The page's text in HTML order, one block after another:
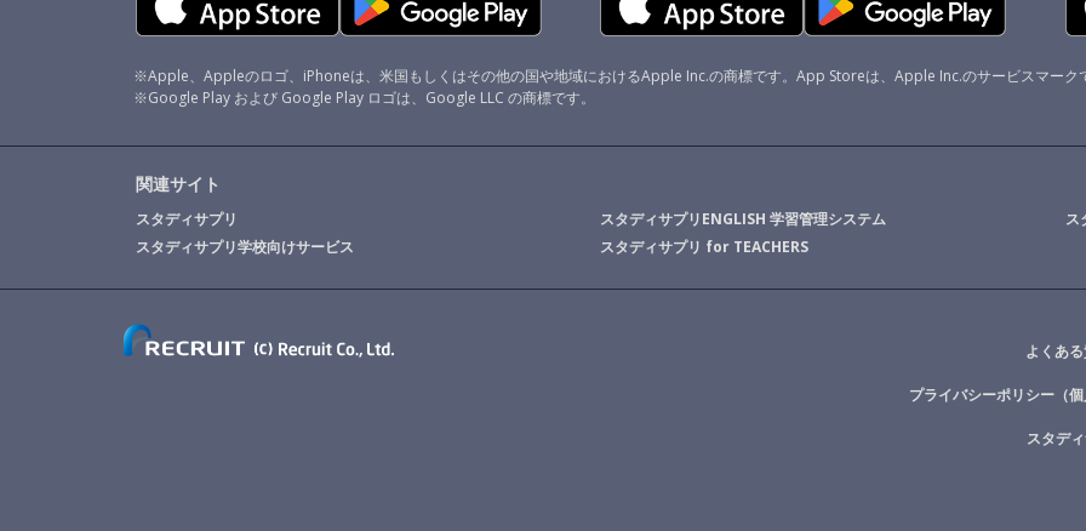
※Apple、Appleのロゴ、iPhoneは、米国もしくはその他の国や地域におけるApple Inc.の商標です。App Storeは、Apple Inc.のサービスマーク
※Google Play および Google Play ロゴは、Google LLC の商標です。
関連サイト
スタディサプリ スタディサプリENGLISH 学習管理システム
ス
スタディサプリ学校向けサービス
スタディサプリ for TEACHERS
よくあ
プライバシーポリシー（個
スタデ